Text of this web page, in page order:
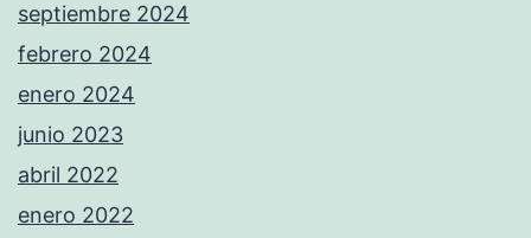
septiembre 2024
febrero 2024
enero 2024
junio 2023
abril 2022
enero 2022